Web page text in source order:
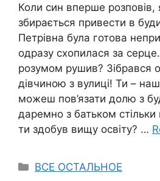
Коли син вперше розповів,
збирається привести в
Петрівна була готова
одразу схопилася за
розумом рушив? Зібрався
дівчиною з вулиці! Ти –
можеш пов’язати долю з
даремно з батьком
ти здобув вищу освіту? …
Categories
ВСЕ ОСТАЛЬНОЕ